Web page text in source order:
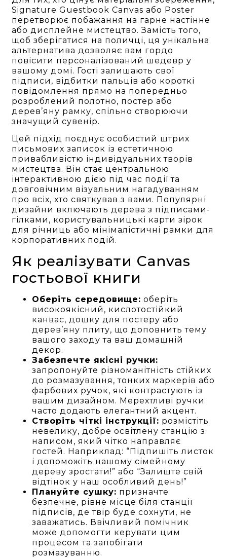
Signature Guestbook Canvas або Poster
перетворює побажання на гарне настінне
або дисплейне мистецтво. Замість того,
щоб зберігатися на поличці, ця унікальна
альтернатива дозволяє вам гордо
повісити персоналізований шедевр у
вашому домі. Гості залишають свої
підписи, відбитки пальців або короткі
повідомлення прямо на попередньо
розроблений полотно, постер або
дерев’яну рамку, спільно створюючи
значущий сувенір.
Цей підхід поєднує особистий штрих
письмових записок із естетичною
привабливістю індивідуальних творів
мистецтва. Він стає центральною
інтерактивною дією під час події та
довговічним візуальним нагадуванням
про всіх, хто святкував з вами. Популярні
дизайни включають дерева з підписами-
гілками, користувальницькі карти зірок
для річниць або мінімалістичні рамки для
корпоративних подій.
Як реалізувати Canvas
гостьової книги
Оберіть середовище: оберіть
високоякісний, кислотостійкий
канвас, дошку для постеру або
дерев’яну плиту, що доповнить тему
вашого заходу та ваш домашній
декор.
Забезпечте якісні ручки:
запропонуйте різноманітність стійких
до розмазування, тонких маркерів або
фарбових ручок, які контрастують із
вашим дизайном. Мерехтливі ручки
часто додають елегантний акцент.
Створіть чіткі інструкції: розмістіть
невелику, добре освітлену станцію з
написом, який чітко направляє
гостей. Наприклад: “Підпишіть листок
і допоможіть нашому сімейному
дереву зростати!” або “Залиште свій
відтінок у наш особливий день!”
Плануйте сушку: призначте
безпечне, рівне місце біля станції
підписів, де твір буде сохнути, не
заважатись. Ввічливий помічник
може допомогти керувати цим
процесом та запобігати
розмазуванню.